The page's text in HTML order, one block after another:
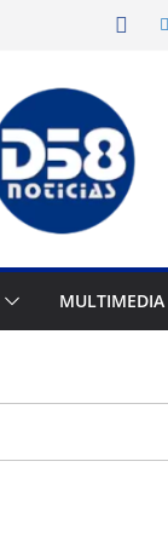
MULTIMEDIA